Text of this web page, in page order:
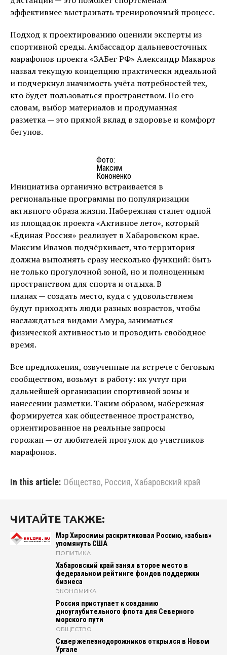
эффективнее выстраивать тренировочный процесс.
Подход к проектированию оценили эксперты из
спортивной среды. Амбассадор дальневосточных
марафонов проекта «ЗАБег РФ» Александр Макаров
назвал текущую концепцию практически идеальной
и подчеркнул значимость учёта потребностей тех,
кто будет пользоваться пространством. По его
словам, выбор материалов и продуманная
разметка — это прямой вклад в здоровье и комфорт
бегунов.
Фото:
Максим
Кононенко
Инициатива органично встраивается в
региональные программы по популяризации
активного образа жизни. Набережная станет одной
из площадок проекта «Активное лето», который
«Единая Россия» реализует в Хабаровском крае.
Максим Иванов подчёркивает, что территория
должна выполнять сразу несколько функций: быть
не только прогулочной зоной, но и полноценным
пространством для спорта и отдыха. В
планах — создать место, куда с удовольствием
будут приходить люди разных возрастов, чтобы
наслаждаться видами Амура, заниматься
физической активностью и проводить свободное
время.
Все предложения, озвученные на встрече с беговым
сообществом, возьмут в работу: их учтут при
дальнейшей организации спортивной зоны и
нанесении разметки. Таким образом, набережная
формируется как общественное пространство,
ориентированное на реальные запросы
горожан — от любителей прогулок до участников
марафонов.
In this article: Общество, Россия, Хабаровский край
ЧИТАЙТЕ ТАКЖЕ:
Мэр Хиросимы раскритиковал Россию, «забыв»
упомянуть США
ПОЛИТИКА
Хабаровский край занял второе место в
федеральном рейтинге фондов поддержки
бизнеса
ЭКОНОМИКА
Россия приступает к созданию
дноуглубительного флота для Северного
морского пути
ОБЩЕСТВО
Сквер железнодорожников открылся в Новом
Ургале